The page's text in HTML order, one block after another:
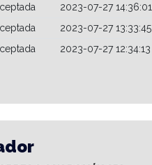
2023-07-27 14:36:01
2023-07-27 13:33:45
2023-07-27 12:34:13